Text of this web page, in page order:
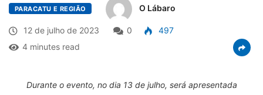
PARACATU E REGIÃO O Lábaro
12 de julho de 2023 0
497
4 minutes read
Durante o evento, no dia 13 de julho, será apresentada